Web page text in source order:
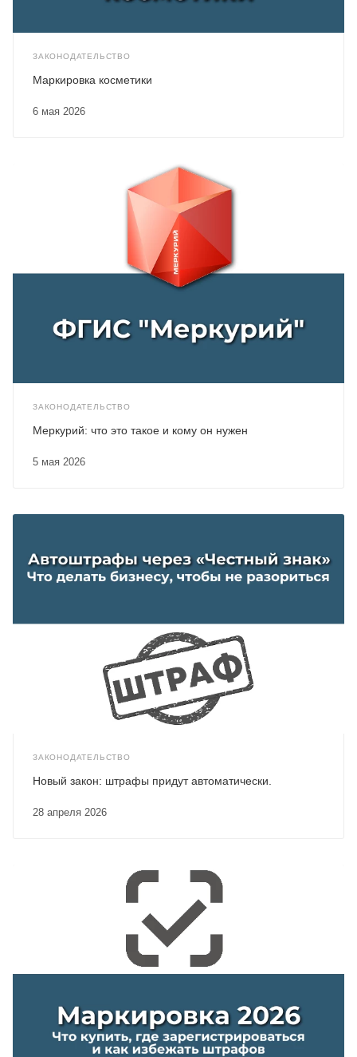
ЗАКОНОДАТЕЛЬСТВО
6 мая 2026
Маркировка косметики
ЗАКОНОДАТЕЛЬСТВО
5 мая 2026
Меркурий: что это такое и кому он нужен
ЗАКОНОДАТЕЛЬСТВО
28 апреля 2026
Новый закон: штрафы придут автоматически.